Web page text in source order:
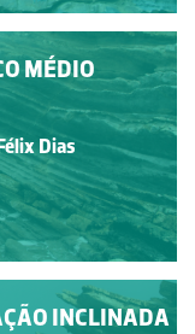
MÉDIO
Dias
INCLINADA